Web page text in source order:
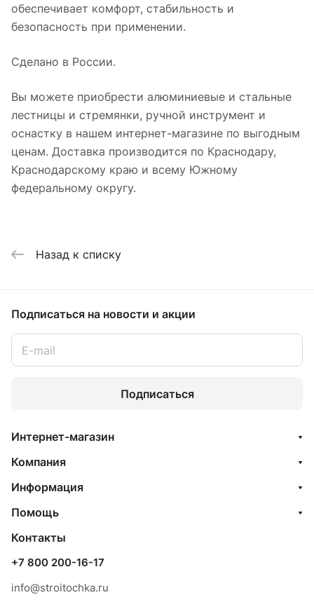
обеспечивает комфорт, стабильность и
безопасность при применении.
Сделано в России.
Вы можете приобрести алюминиевые и стальные
лестницы и стремянки, ручной инструмент и
оснастку в нашем интернет-магазине по выгодным
ценам. Доставка производится по Краснодару,
Краснодарскому краю и всему Южному
федеральному округу.
Назад к списку
Подписаться на новости и акции
Подписаться
Интернет-магазин
Компания
Информация
Помощь
Контакты
+7 800 200-16-17
info@stroitochka.ru